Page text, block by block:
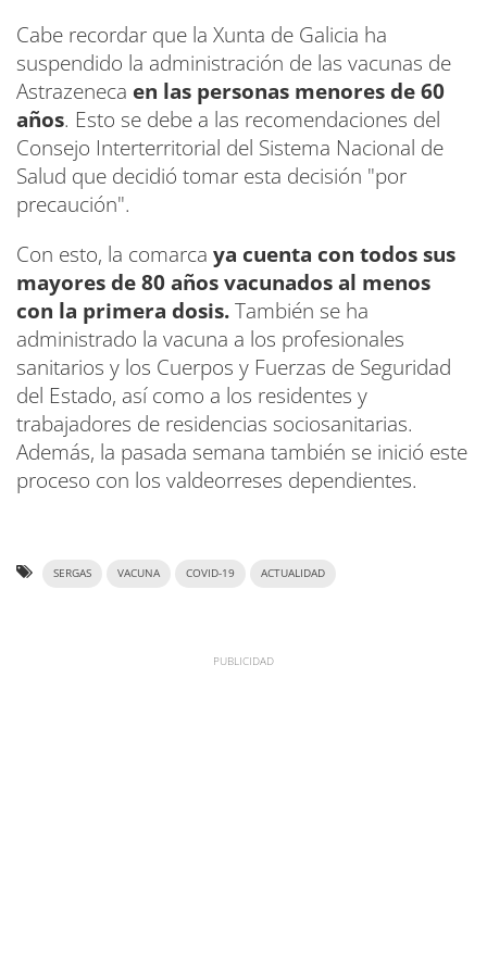
Cabe recordar que la Xunta de Galicia ha
suspendido la administración de las vacunas de
Astrazeneca en las personas menores de 60
años. Esto se debe a las recomendaciones del
Consejo Interterritorial del Sistema Nacional de
Salud que decidió tomar esta decisión "por
precaución".
Con esto, la comarca ya cuenta con todos sus
mayores de 80 años vacunados al menos
con la primera dosis.También se ha
administrado la vacuna a los profesionales
sanitarios y los Cuerpos y Fuerzas de Seguridad
del Estado, así como a los residentes y
trabajadores de residencias sociosanitarias.
Además, la pasada semana también se inició este
proceso con los valdeorreses dependientes.
SERGAS VACUNA COVID-19 ACTUALIDAD